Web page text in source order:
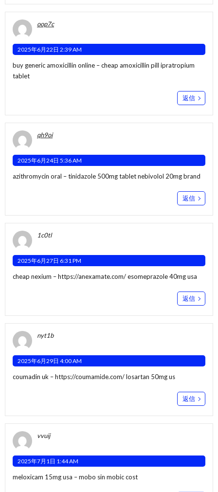
oop7c
2025年6月22日 2:39 AM
buy generic amoxicillin online –cheap amoxicillin pill ipratropium
tablet
返信
qh9oi
2025年6月24日 5:36 AM
azithromycin oral –tinidazole 500mg tabletnebivolol 20mg brand
返信
1c0tl
2025年6月27日 6:31 PM
cheap nexium –https://anexamate.com/esomeprazole 40mg usa
返信
nyt1b
2025年6月29日 4:00 AM
coumadin uk –https://coumamide.com/losartan 50mg us
返信
vvuij
2025年7月1日 1:44 AM
meloxicam 15mg usa –mobo sin mobic cost